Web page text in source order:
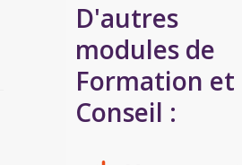
D'autres
modules de
Formation et
Conseil :